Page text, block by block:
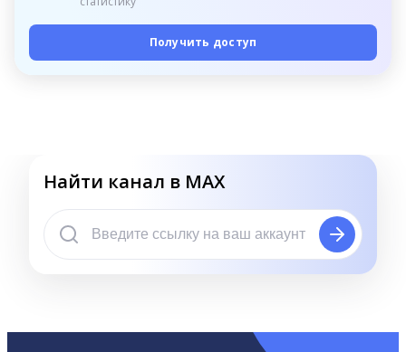
Получить доступ
Найти канал в MAX